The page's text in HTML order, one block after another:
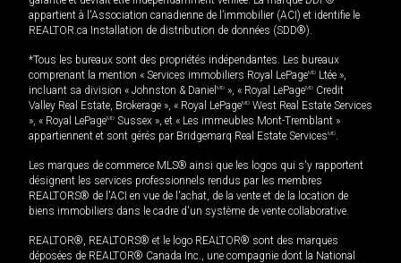
appartient à l'Association canadienne de l’immobilier (ACI) et identifie le
REALTOR.ca Installation de distribution de données (SDD®).
*Tous les bureaux sont des propriétés indépendantes. Les bureaux
comprenant la mention « Services immobiliers Royal LePageMD Ltée »,
incluant sa division « Johnston & Daniel MD », « Royal LePageMD Credit
Valley Real Estate, Brokerage », « Royal LePageMD West Real Estate Services
», « Royal LePageMD Sussex », et « Les immeubles Mont-Tremblant »
appartiennent et sont gérés par Bridgemarq Real Estate ServicesMD.
Les marques de commerce MLS® ainsi que les logos qui s'y rapportent
désignent les services professionnels rendus par les membres
REALTORS® de l'ACI en vue de l'achat, de la vente et de la location de
biens immobiliers dans le cadre d'un système de vente collaborative.
REALTOR®, REALTORS® et le logo REALTOR® sont des marques
déposées de REALTOR® Canada Inc., une compagnie dont la National